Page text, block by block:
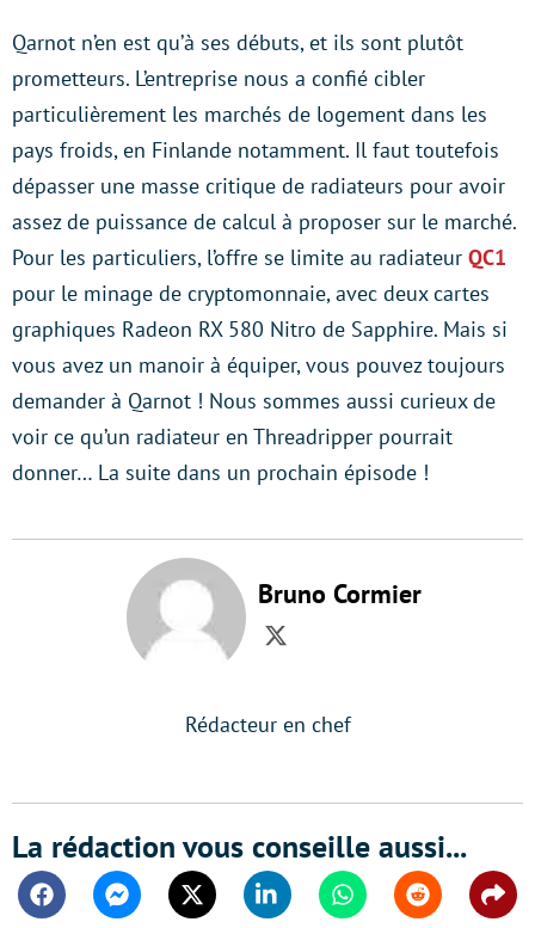
Qarnot n’en est qu’à ses débuts, et ils sont plutôt
prometteurs. L’entreprise nous a confié cibler
particulièrement les marchés de logement dans les
pays froids, en Finlande notamment. Il faut toutefois
dépasser une masse critique de radiateurs pour avoir
assez de puissance de calcul à proposer sur le marché.
Pour les particuliers, l’offre se limite au radiateur QC1
pour le minage de cryptomonnaie, avec deux cartes
graphiques Radeon RX 580 Nitro de Sapphire. Mais si
vous avez un manoir à équiper, vous pouvez toujours
demander à Qarnot ! Nous sommes aussi curieux de
voir ce qu’un radiateur en Threadripper pourrait
donner… La suite dans un prochain épisode !
Bruno Cormier
Twitter
Rédacteur en chef
La rédaction vous conseille aussi...
FacebookMessengerTwitter Linkedin WhatsappReddit